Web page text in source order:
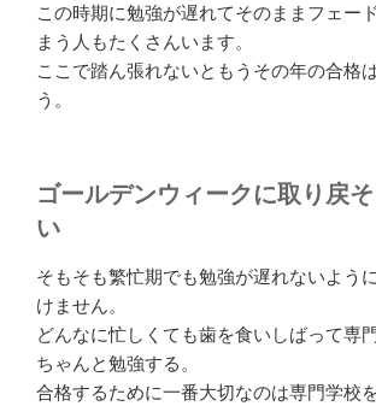
この時期に勉強が遅れてそのままフェー
まう人もたくさんいます。
ここで踏ん張れないともうその年の合格
う。
ゴールデンウィークに取り戻
い
そもそも繁忙期でも勉強が遅れないよう
けません。
どんなに忙しくても歯を食いしばって専
ちゃんと勉強する。
合格するために一番大切なのは専門学校